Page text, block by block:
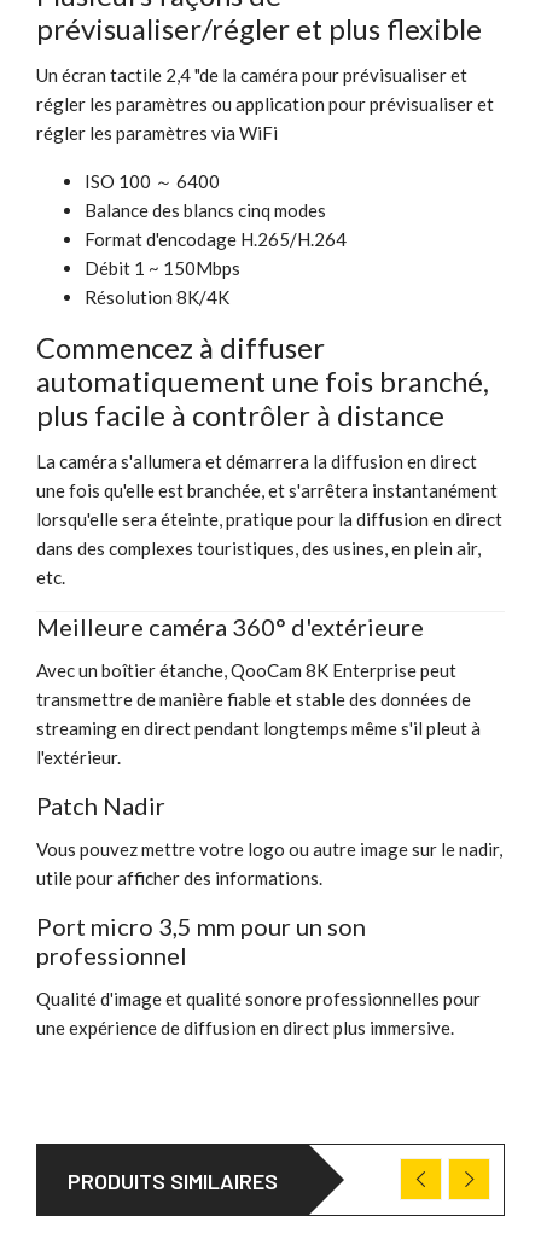
prévisualiser/régler et plus flexible
Un écran tactile 2,4 "de la caméra pour prévisualiser et
régler les paramètres ou application pour prévisualiser et
régler les paramètres via WiFi
ISO 100 ～ 6400
Balance des blancs cinq modes
Format d'encodage H.265/H.264
Débit 1 ~ 150Mbps
Résolution 8K/4K
Commencez à diffuser
automatiquement une fois branché,
plus facile à contrôler à distance
La caméra s'allumera et démarrera la diffusion en direct
une fois qu'elle est branchée, et s'arrêtera instantanément
lorsqu'elle sera éteinte, pratique pour la diffusion en direct
dans des complexes touristiques, des usines, en plein air,
etc.
Meilleure caméra 360° d'extérieure
Avec un boîtier étanche, QooCam 8K Enterprise peut
transmettre de manière fiable et stable des données de
streaming en direct pendant longtemps même s'il pleut à
l'extérieur.
Patch Nadir
Vous pouvez mettre votre logo ou autre image sur le nadir,
utile pour afficher des informations.
Port micro 3,5 mm pour un son
professionnel
Qualité d'image et qualité sonore professionnelles pour
une expérience de diffusion en direct plus immersive.
PRODUITS SIMILAIRES